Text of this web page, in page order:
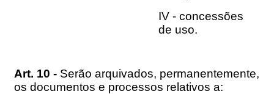
IV - concessões
de uso.
Art. 10 - Serão arquivados, permanentemente,
os documentos e processos relativos a: